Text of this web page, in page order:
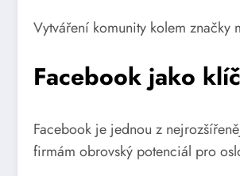
Vytváření komunity kolem značky
Facebook jako
Facebook je jednou z
firmám obrovský potenciál pro